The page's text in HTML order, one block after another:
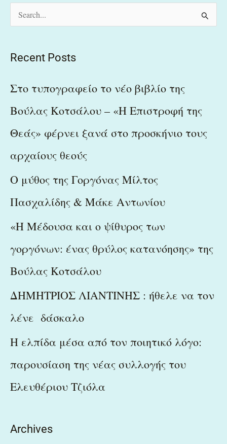
c
f
o
Recent Posts
Στο τυπογραφείο το νέο βιβλίο της
Βούλας Κοτσάλου – «Η Επιστροφή της
Θεάς» φέρνει ξανά στο προσκήνιο τους
αρχαίους θεούς
Ο μύθος της Γοργόνας Μίλτος
Πασχαλίδης & Μάκε Αντωνίου
«Η Μέδουσα και ο ψίθυρος των
γοργόνων: ένας θρύλος κατανόησης» της
Βούλας Κοτσάλου
ΔΗΜΗΤΡΙΟΣ ΛΙΑΝΤΙΝΗΣ : ήθελε να τον
λένε δάσκαλο
Η ελπίδα μέσα από τον ποιητικό λόγο:
παρουσίαση της νέας συλλογής του
Ελευθέριου Τζιόλα
Archives